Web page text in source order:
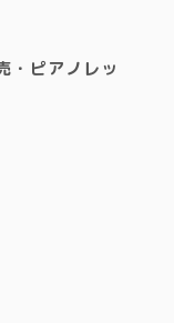
・ピアノレッ